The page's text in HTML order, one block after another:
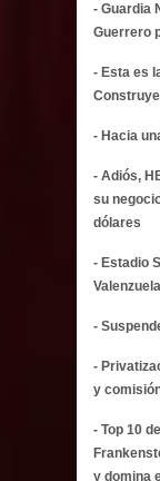
- Guardia
Guerrero
- Esta es
- Hacia
- Adiós,
su
dólares
- Estadio
Valenzuela
-
-
y
- Top 10
y domina